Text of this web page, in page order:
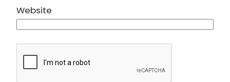
Website